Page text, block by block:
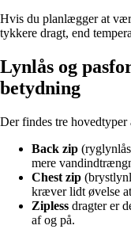
Hvis du planlægger at
tykkere dragt, end
Lynlås og
betydning
Der findes tre hovedtyper
Back zip
mere
Chest zip
kræver lidt øvelse
Zipless dragter er
af og på.